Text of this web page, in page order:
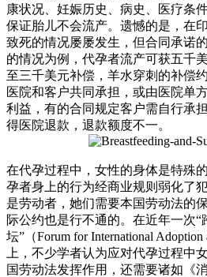
康状况、妊娠历史、病史、医疗条
保证胎儿不会流产。遗憾的是，在
致死的情况屡屡发生，但合同承诺
的情况为例，代孕者流产可获五千
至三千美元补偿，羊水穿刺的补偿
医院和客户共同承担，或由医院单
利益，有的合同规定客户需自行承
得医院退款，退款额度不一。
在代孕过程中，女性的身体是特殊
孕者身上的行为经商业规则弱化了
是劳动者，她们需要本国劳动法的
际公约也是行不通的。在近年一次
坛”（Forum for International Adoption
上，不少学者认为应对代孕过程中
国劳动法发挥作用，还需要诸如《